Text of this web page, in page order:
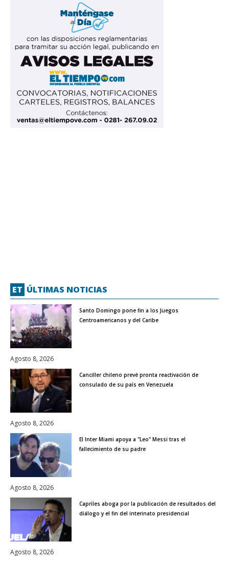
ET ÚLTIMAS NOTICIAS
Santo Domingo pone fin a los Juegos
Centroamericanos y del Caribe
Agosto 8, 2026
Canciller chileno prevé pronta reactivación de
consulado de su país en Venezuela
Agosto 8, 2026
El Inter Miami apoya a "Leo" Messi tras el
fallecimiento de su padre
Agosto 8, 2026
Capriles aboga por la publicación de resultados del
diálogo y el fin del interinato presidencial
Agosto 8, 2026